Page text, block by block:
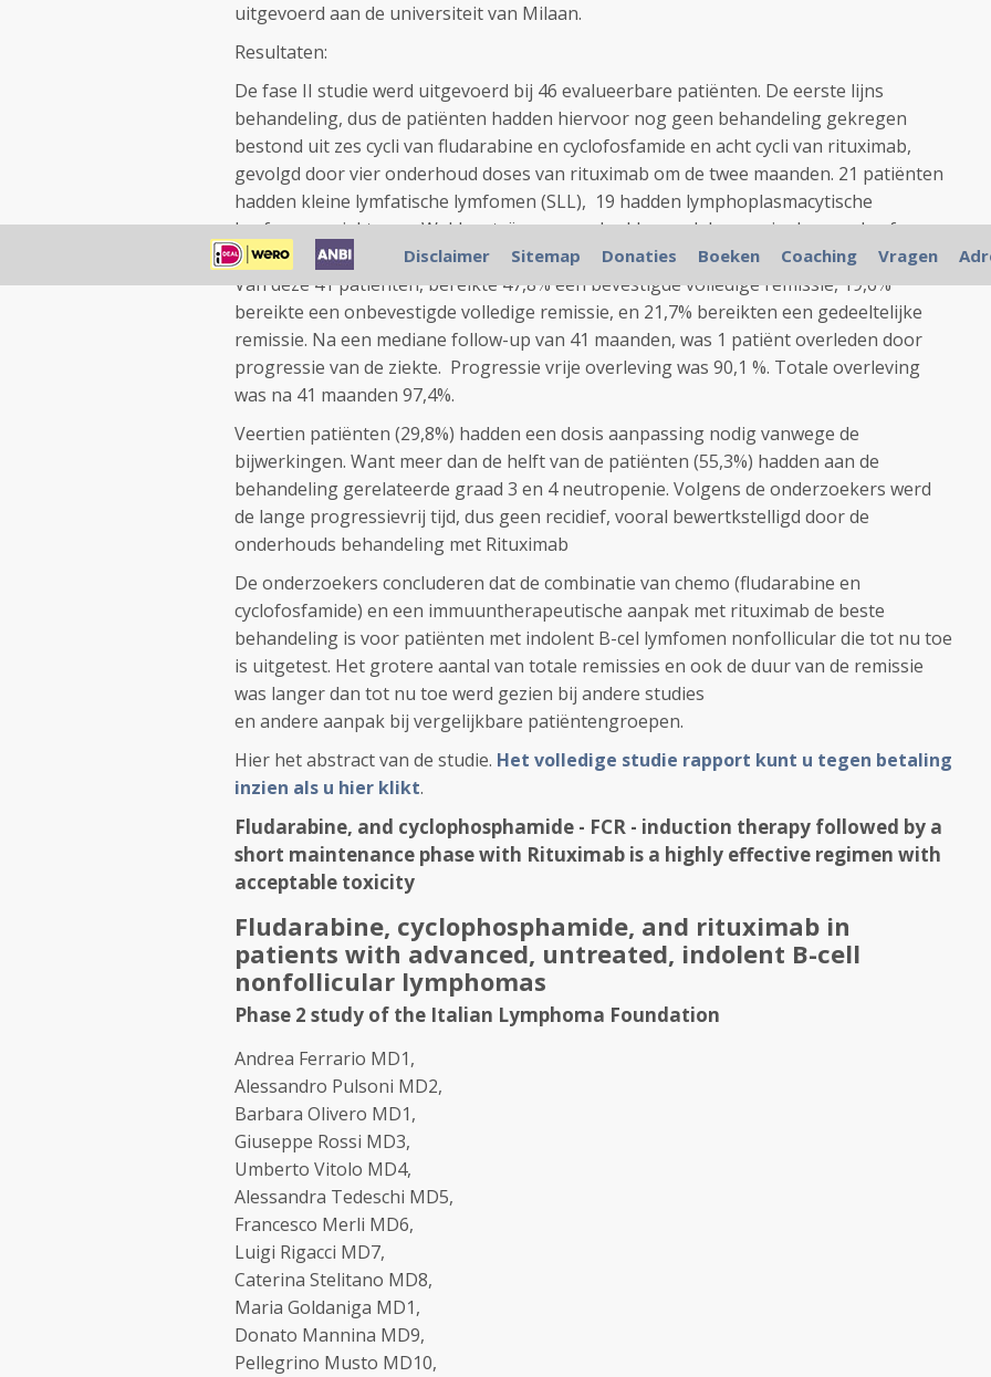
uitgevoerd aan de universiteit van Milaan.
Resultaten:
De fase II studie werd uitgevoerd bij 46 evalueerbare patiënten. De eerste lijns
behandeling, dus de patiënten hadden hiervoor nog geen behandeling gekregen
bestond uit zes cycli van fludarabine en cyclofosfamide en acht cycli van rituximab,
gevolgd door vier onderhoud doses van rituximab om de twee maanden. 21 patiënten
hadden kleine lymfatische lymfomen (SLL), 19 hadden lymphoplasmacytische
lymfomen - ziekte van Waldenström, en zes hadden nodale marginale zone lymfoom.
Van deze 41 patiënten, bereikte 47,8% een bevestigde volledige remissie, 19,6%
bereikte een onbevestigde volledige remissie, en 21,7% bereikten een gedeeltelijke
remissie. Na een mediane follow-up van 41 maanden, was 1 patiënt overleden door
progressie van de ziekte. Progressie vrije overleving was 90,1 %. Totale overleving
was na 41 maanden 97,4%.
Veertien patiënten (29,8%) hadden een dosis aanpassing nodig vanwege de
bijwerkingen. Want meer dan de helft van de patiënten (55,3%) hadden aan de
behandeling gerelateerde graad 3 en 4 neutropenie. Volgens de onderzoekers werd
de lange progressievrij tijd, dus geen recidief, vooral bewertkstelligd door de
onderhouds behandeling met Rituximab
De onderzoekers concluderen dat de combinatie van chemo (fludarabine en
cyclofosfamide) en een immuuntherapeutische aanpak met rituximab de beste
behandeling is voor patiënten met indolent B-cel lymfomen nonfollicular die tot nu toe
is uitgetest. Het grotere aantal van totale remissies en ook de duur van de remissie
was langer dan tot nu toe werd gezien bij andere studies
en andere aanpak bij vergelijkbare patiëntengroepen.
Hier het abstract van de studie. Het volledige studie rapport kunt u tegen betaling
inzien als u hier klikt.
Fludarabine, and cyclophosphamide - FCR - induction therapy followed by a
short maintenance phase with Rituximab is a highly effective regimen with
acceptable toxicity
Fludarabine, cyclophosphamide, and rituximab in
patients with advanced, untreated, indolent B-cell
nonfollicular lymphomas
Phase 2 study of the Italian Lymphoma Foundation
Andrea Ferrario MD1,
Alessandro Pulsoni MD2,
Barbara Olivero MD1,
Giuseppe Rossi MD3,
Umberto Vitolo MD4,
Alessandra Tedeschi MD5,
Francesco Merli MD6,
Luigi Rigacci MD7,
Caterina Stelitano MD8,
Maria Goldaniga MD1,
Donato Mannina MD9,
Pellegrino Musto MD10,
Disclaimer Sitemap Donaties Boeken Coaching Vragen